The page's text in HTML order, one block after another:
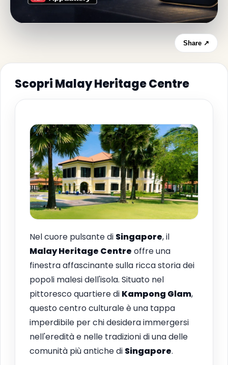
Share ↗
Scopri Malay Heritage Centre
Nel cuore pulsante di Singapore, il
Malay Heritage Centre offre una
finestra affascinante sulla ricca storia dei
popoli malesi dell'isola. Situato nel
pittoresco quartiere di Kampong Glam,
questo centro culturale è una tappa
imperdibile per chi desidera immergersi
nell'eredità e nelle tradizioni di una delle
comunità più antiche di Singapore.